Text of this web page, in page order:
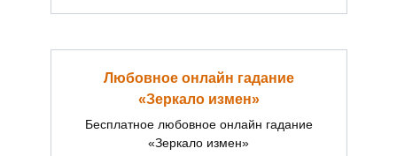
Любовное онлайн гадание
«Зеркало измен»
Бесплатное любовное онлайн гадание
«Зеркало измен»